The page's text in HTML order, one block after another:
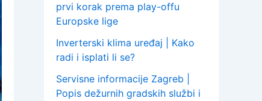
prvi korak prema play-offu
Europske lige
Inverterski klima uređaj | Kako
radi i isplati li se?
Servisne informacije Zagreb |
Popis dežurnih gradskih službi i